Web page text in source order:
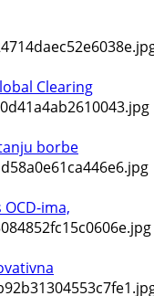
Clearing
borbe
ima,